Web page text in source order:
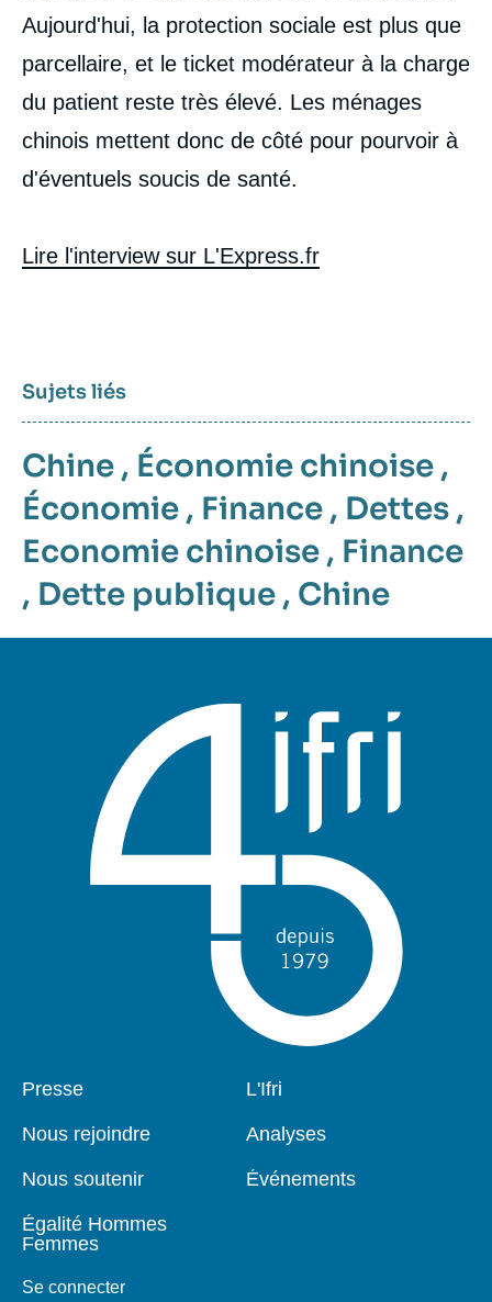
Aujourd'hui, la protection sociale est plus que
parcellaire, et le ticket modérateur à la charge
du patient reste très élevé. Les ménages
chinois mettent donc de côté pour pourvoir à
d'éventuels soucis de santé.
Lire l'interview sur L'Express.fr
Sujets liés
Chine , Économie chinoise ,
Économie , Finance , Dettes ,
Economie chinoise , Finance
, Dette publique , Chine
Pied
Presse
Nous rejoindre
Nous soutenir
Égalité Hommes
Femmes
Se connecter
Navigation
L'Ifri
Analyses
Événements